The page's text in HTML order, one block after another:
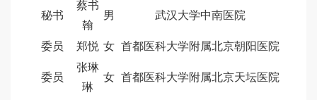
秘书
蔡书
翰
男 武汉大学中南医院
委员 郑悦 女 首都医科大学附属北京朝阳医院
委员
张琳
琳
女 首都医科大学附属北京天坛医院